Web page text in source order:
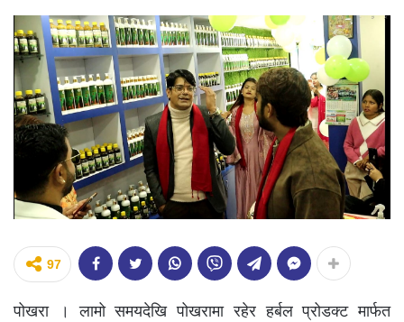
97
पोखरा । लामो समयदेखि पोखरामा रहेर हर्बल प्रोडक्ट मार्फत